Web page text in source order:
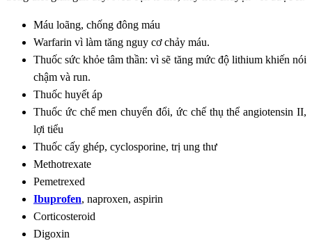
Máu loãng, chống đông máu
Warfarin vì làm tăng nguy cơ chảy máu.
Thuốc sức khỏe tâm thần: vì sẽ tăng mức độ lithium khiến nói
chậm và run.
Thuốc huyết áp
Thuốc ức chế men chuyển đổi, ức chế thụ thể angiotensin II,
lợi tiểu
Thuốc cấy ghép, cyclosporine, trị ung thư
Methotrexate
Pemetrexed
Ibuprofen, naproxen, aspirin
Corticosteroid
Digoxin